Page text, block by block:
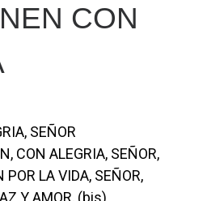
CON
SEÑOR
CON ALEGRIA, SEÑOR,
POR LA VIDA, SEÑOR,
Y AMOR, (bis)